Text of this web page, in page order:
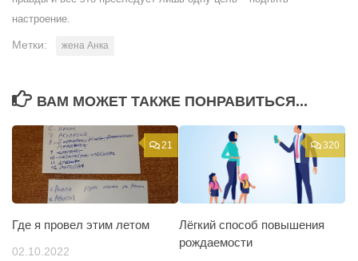
настроение.
Метки: жена Анка
ВАМ МОЖЕТ ТАКЖЕ ПОНРАВИТЬСЯ...
21
Где я провел этим летом
02.10.2022
320
Лёгкий способ повышения
рождаемости